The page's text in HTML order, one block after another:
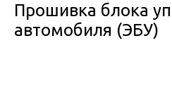
Прошивка блока
автомобиля (ЭБУ)